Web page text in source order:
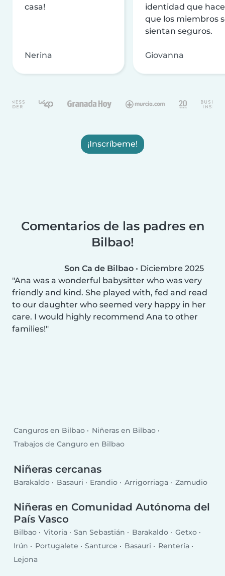
casa!
Nerina
identidad que
que los miembros
sientan seguros.
Giovanna
¡Inscríbeme!
Comentarios de las padres en
Bilbao!
Son Ca de Bilbao • Diciembre 2025
Ana was a wonderful babysitter who was very
friendly and kind. She played with, fed and read
to our daughter who seemed very happy in her
care. I would highly recommend Ana to other
families!
Canguros en Bilbao
Niñeras en Bilbao
Trabajos de Canguro en Bilbao
Niñeras cercanas
Barakaldo Basauri Erandio Arrigorriaga Zamudio
Niñeras en Comunidad Autónoma del
País Vasco
Bilbao Vitoria San Sebastián Barakaldo
Getxo
Irún
Portugalete Santurce Basauri
Rentería
Lejona